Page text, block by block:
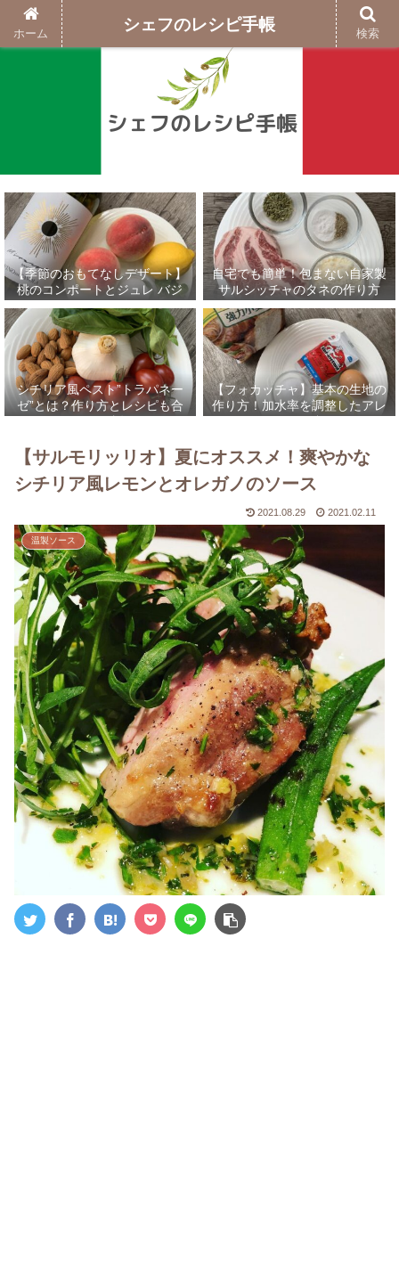
【季節のおもてなしデザート】
桃のコンポートとジュレ バジ
ルのグラニテ添え
自宅でも簡単！包まない自家製
サルシッチャのタネの作り方
シチリア風ペスト”トラパネー
ゼ”とは？作り方とレシピも合
わせて解説！
【フォカッチャ】基本の生地の
作り方！加水率を調整したアレ
ンジレシピなども合わせてご紹
【サルモリッリオ】夏にオススメ！爽やかな
シチリア風レモンとオレガノのソース
2021.08.29 2021.02.11
温製ソース
ホーム シェフのレシピ手帳 検索